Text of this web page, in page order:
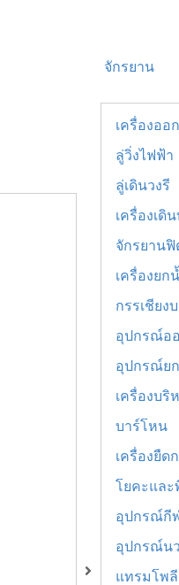
จักรยาน
เครื่องออ
ลู่วิ่งไฟฟ้า
ลู่เดินวงรี
เครื่องเดิ
จักรยานฟิ
เครื่องยก
กรรเชียง
อุปกรณ์อ
อุปกรณ์ย
เครื่องบริ
บาร์โหน
เครื่องยืด
โยคะแล
อุปกรณ์กี
อุปกรณ์น
แทรมโพ